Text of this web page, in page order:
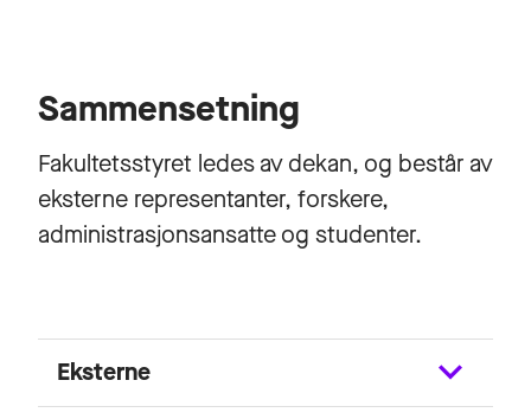
Sammensetning
Fakultetsstyret ledes av dekan, og består av
eksterne representanter, forskere,
administrasjonsansatte og studenter.
Eksterne